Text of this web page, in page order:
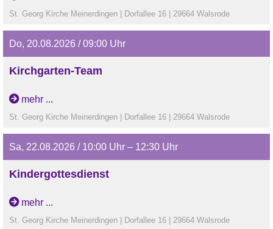
St. Georg Kirche Meinerdingen | Dorfallee 16 | 29664 Walsrode
Do, 20.08.2026 / 09:00 Uhr
Kirchgarten-Team
mehr ...
St. Georg Kirche Meinerdingen | Dorfallee 16 | 29664 Walsrode
Sa, 22.08.2026 / 10:00 Uhr – 12:30 Uhr
Kindergottesdienst
Diakonin Baden und Team
mehr ...
St. Georg Kirche Meinerdingen | Dorfallee 16 | 29664 Walsrode